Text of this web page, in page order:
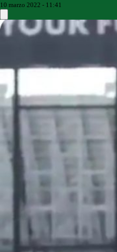
10 marzo 2022 - 11:41